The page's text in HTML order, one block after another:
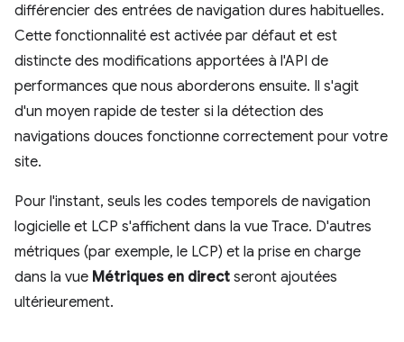
différencier des entrées de navigation dures habituelles.
Cette fonctionnalité est activée par défaut et est
distincte des modifications apportées à l'API de
performances que nous aborderons ensuite. Il s'agit
d'un moyen rapide de tester si la détection des
navigations douces fonctionne correctement pour votre
site.
Pour l'instant, seuls les codes temporels de navigation
logicielle et LCP s'affichent dans la vue Trace. D'autres
métriques (par exemple, le LCP) et la prise en charge
dans la vue Métriques en direct seront ajoutées
ultérieurement.